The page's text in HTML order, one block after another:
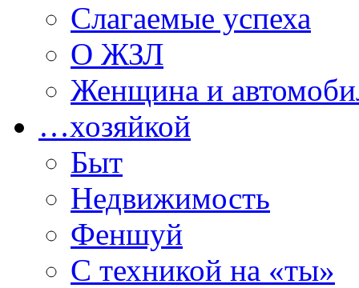
Слагаемые успеха
О ЖЗЛ
Женщина и
…хозяйкой
Быт
Недвижимость
Феншуй
С техникой на «ты»